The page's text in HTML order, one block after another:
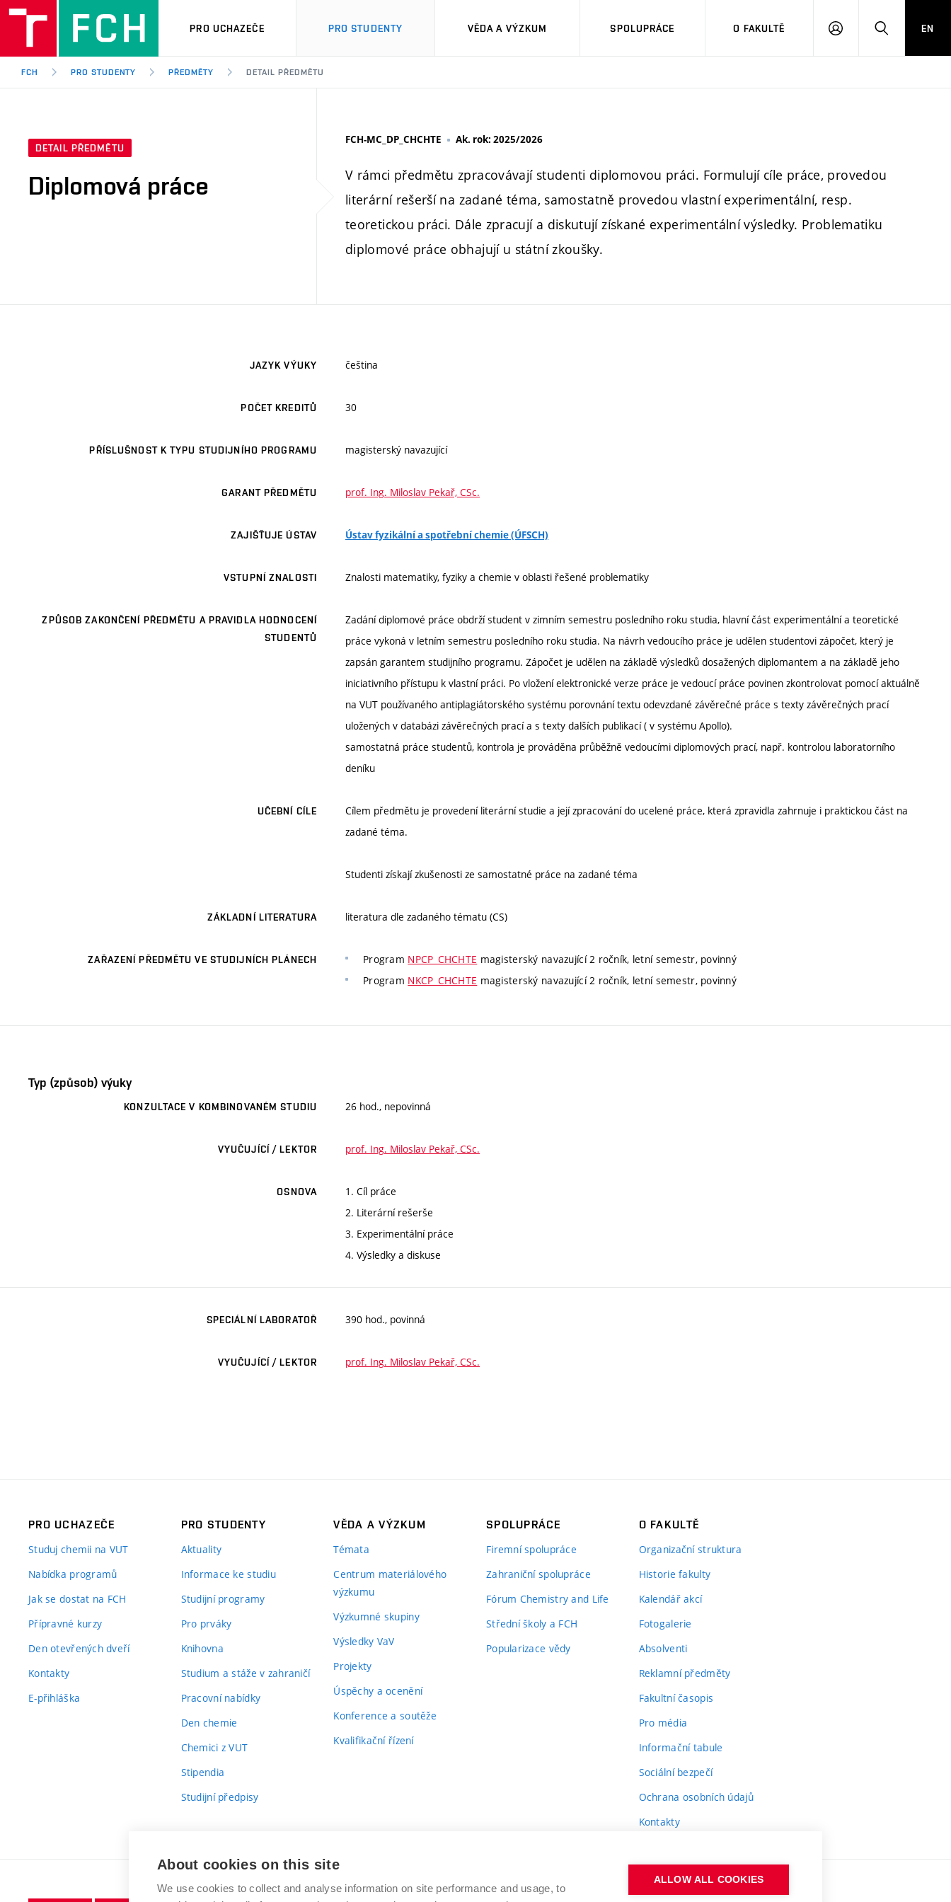
PRO UCHAZEČE PRO STUDENTY VĚDA A VÝZKUM SPOLUPRÁCE O FAKULTĚ
PŘIHLÁSITHLEDAT
EN
FCH PRO STUDENTY PŘEDMĚTY DETAIL PŘEDMĚTU
DETAIL PŘEDMĚTU
Diplomová práce
FCH-MC_DP_CHCHTE Ak. rok: 2025/2026
V rámci předmětu zpracovávají studenti diplomovou práci. Formulují cíle práce, provedou
literární rešerší na zadané téma, samostatně provedou vlastní experimentální, resp.
teoretickou práci. Dále zpracují a diskutují získané experimentální výsledky. Problematiku
diplomové práce obhajují u státní zkoušky.
JAZYK VÝUKY čeština
POČET KREDITŮ 30
PŘÍSLUŠNOST K TYPU STUDIJNÍHO PROGRAMU magisterský navazující
GARANT PŘEDMĚTU prof. Ing. Miloslav Pekař, CSc.
ZAJIŠŤUJE ÚSTAV Ústav fyzikální a spotřební chemie (ÚFSCH)
VSTUPNÍ ZNALOSTI Znalosti matematiky, fyziky a chemie v oblasti řešené problematiky
ZPŮSOB ZAKONČENÍ PŘEDMĚTU A PRAVIDLA HODNOCENÍ
STUDENTŮ
Zadání diplomové práce obdrží student v zimním semestru posledního roku studia, hlavní část experimentální a teoretické
práce vykoná v letním semestru posledního roku studia. Na návrh vedoucího práce je udělen studentovi zápočet, který je
zapsán garantem studijního programu. Zápočet je udělen na základě výsledků dosažených diplomantem a na základě jeho
iniciativního přístupu k vlastní práci. Po vložení elektronické verze práce je vedoucí práce povinen zkontrolovat pomocí aktuálně
na VUT používaného antiplagiátorského systému porovnání textu odevzdané závěrečné práce s texty závěrečných prací
uložených v databázi závěrečných prací a s texty dalších publikací ( v systému Apollo).
samostatná práce studentů, kontrola je prováděna průběžně vedoucími diplomových prací, např. kontrolou laboratorního
deníku
UČEBNÍ CÍLE
Cílem předmětu je provedení literární studie a její zpracování do ucelené práce, která zpravidla zahrnuje i praktickou část na
zadané téma.
Studenti získají zkušenosti ze samostatné práce na zadané téma
ZÁKLADNÍ LITERATURA literatura dle zadaného tématu (CS)
ZAŘAZENÍ PŘEDMĚTU VE STUDIJNÍCH PLÁNECH Program NPCP_CHCHTE magisterský navazující 2 ročník, letní semestr, povinný
Program NKCP_CHCHTE magisterský navazující 2 ročník, letní semestr, povinný
Typ (způsob) výuky
KONZULTACE V KOMBINOVANÉM STUDIU 26 hod., nepovinná
VYUČUJÍCÍ / LEKTOR prof. Ing. Miloslav Pekař, CSc.
OSNOVA
1. Cíl práce
2. Literární rešerše
3. Experimentální práce
4. Výsledky a diskuse
SPECIÁLNÍ LABORATOŘ 390 hod., povinná
VYUČUJÍCÍ / LEKTOR prof. Ing. Miloslav Pekař, CSc.
PRO UCHAZEČE
Studuj chemii na VUT
Nabídka programů
Jak se dostat na FCH
Přípravné kurzy
Den otevřených dveří
Kontakty
E-přihláška
PRO STUDENTY
Aktuality
Informace ke studiu
Studijní programy
Pro prváky
Knihovna
Studium a stáže v zahraničí
Pracovní nabídky
Den chemie
Chemici z VUT
Stipendia
Studijní předpisy
VĚDA A VÝZKUM
Témata
Centrum materiálového
výzkumu
Výzkumné skupiny
Výsledky VaV
Projekty
Úspěchy a ocenění
Konference a soutěže
Kvalifikační řízení
SPOLUPRÁCE
Firemní spolupráce
Zahraniční spolupráce
Fórum Chemistry and Life
Střední školy a FCH
Popularizace vědy
O FAKULTĚ
Organizační struktura
Historie fakulty
Kalendář akcí
Fotogalerie
Absolventi
Reklamní předměty
Fakultní časopis
Pro média
Informační tabule
Sociální bezpečí
Ochrana osobních údajů
Kontakty
VYSOKÉ UČENÍ TECHNICKÉ V BRNĚ
About cookies on this site
We use cookies to collect and analyse information on site performance and usage, to
ALLOW ALL COOKIES